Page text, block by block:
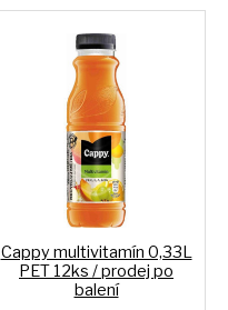
Cappy multivitamín 0,33L
PET 12ks / prodej po
balení